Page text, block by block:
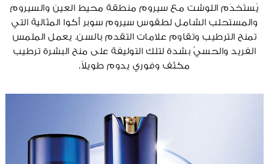
يُستَخدَم اللوشت مع سيروم منطقة محيط العين والسيروم
والمستحلب الشامل لطقوس سيروم سوبر أكوا المثالية التي
تمنح الترطيب وتقاوم علامات التقدم بالسن. يعمل الملمس
الفريد والحسيّ بشدة لتلك التوليفة على منح البشرة ترطيب
مكثف وفوري يدوم طويلاً.